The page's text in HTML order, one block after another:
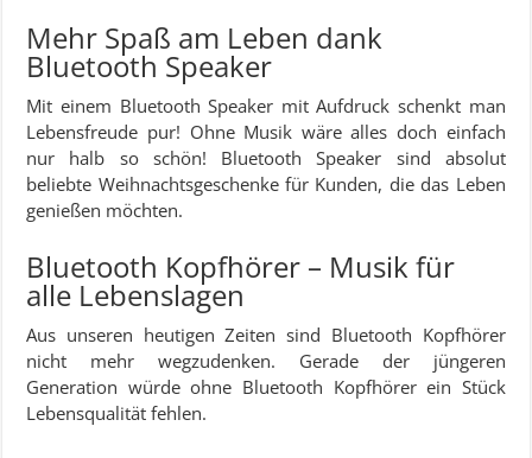
Mehr Spaß am Leben dank
Bluetooth Speaker
Mit einem Bluetooth Speaker mit Aufdruck schenkt man
Lebensfreude pur! Ohne Musik wäre alles doch einfach
nur halb so schön! Bluetooth Speaker sind absolut
beliebte Weihnachtsgeschenke für Kunden, die das Leben
genießen möchten.
Bluetooth Kopfhörer – Musik für
alle Lebenslagen
Aus unseren heutigen Zeiten sind Bluetooth Kopfhörer
nicht mehr wegzudenken. Gerade der jüngeren
Generation würde ohne Bluetooth Kopfhörer ein Stück
Lebensqualität fehlen.